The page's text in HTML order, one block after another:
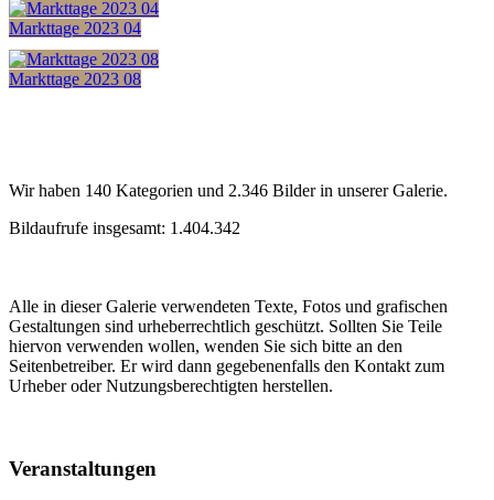
Markttage 2023 04
Markttage 2023 08
Wir haben 140 Kategorien und 2.346 Bilder in unserer Galerie.
Bildaufrufe insgesamt: 1.404.342
Alle in dieser Galerie verwendeten Texte, Fotos und grafischen
Gestaltungen sind urheberrechtlich geschützt. Sollten Sie Teile
hiervon verwenden wollen, wenden Sie sich bitte an den
Seitenbetreiber. Er wird dann gegebenenfalls den Kontakt zum
Urheber oder Nutzungsberechtigten herstellen.
Veranstaltungen